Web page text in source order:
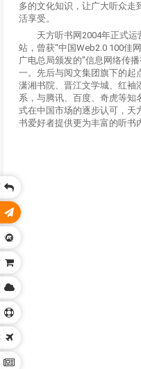
多的文化知识，让广大听众走
活享受。
天方听书网2004年正式
站，曾获“中国Web2.0 100佳
广电总局颁发的"信息网络传
一。先后与阅文集团旗下的起
潇湘书院、晋江文学城、红袖
系，与腾讯、百度、奇虎等知
式在中国市场的逐步认可，天
书爱好者提供更为丰富的听书